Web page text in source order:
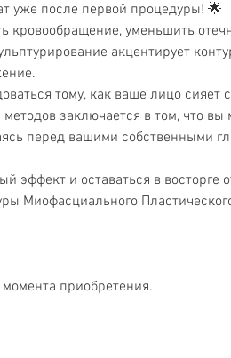
уже после первой процедуры! 🌟
уменьшить
акцентирует
тому, как ваше лицо сияет
заключается в том, что вы
перед вашими собственными
эффект и оставаться в восторге
Миофасциального
приобретения.